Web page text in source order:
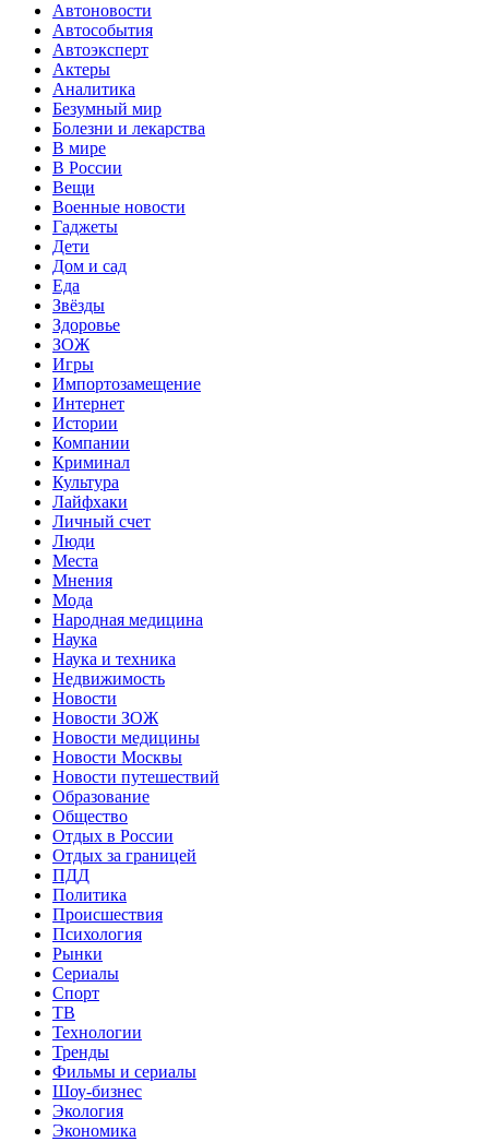
Автоновости
Автособытия
Автоэксперт
Актеры
Аналитика
Безумный мир
Болезни и лекарства
В мире
В России
Вещи
Военные новости
Гаджеты
Дети
Дом и сад
Еда
Звёзды
Здоровье
ЗОЖ
Игры
Импортозамещение
Интернет
Истории
Компании
Криминал
Культура
Лайфхаки
Личный счет
Люди
Места
Мнения
Мода
Народная медицина
Наука
Наука и техника
Недвижимость
Новости
Новости ЗОЖ
Новости медицины
Новости Москвы
Новости путешествий
Образование
Общество
Отдых в России
Отдых за границей
ПДД
Политика
Происшествия
Психология
Рынки
Сериалы
Спорт
ТВ
Технологии
Тренды
Фильмы и сериалы
Шоу-бизнес
Экология
Экономика